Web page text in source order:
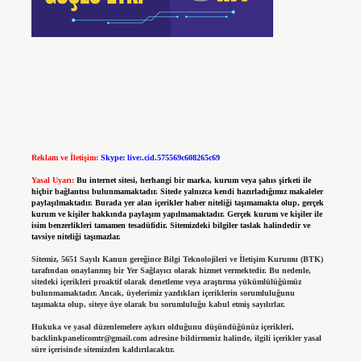
Reklam ve İletişim: Skype: live:.cid.575569c608265c69
Yasal Uyarı: Bu internet sitesi, herhangi bir marka, kurum veya şahıs şirketi ile
hiçbir bağlantısı bulunmamaktadır. Sitede yalnızca kendi hazırladığımız makaleler
paylaşılmaktadır. Burada yer alan içerikler haber niteliği taşımamakta olup, gerçek
kurum ve kişiler hakkında paylaşım yapılmamaktadır. Gerçek kurum ve kişiler ile
isim benzerlikleri tamamen tesadüfidir. Sitemizdeki bilgiler taslak halindedir ve
tavsiye niteliği taşımazlar.
Sitemiz, 5651 Sayılı Kanun gereğince Bilgi Teknolojileri ve İletişim Kurumu (BTK)
tarafından onaylanmış bir Yer Sağlayıcı olarak hizmet vermektedir. Bu nedenle,
sitedeki içerikleri proaktif olarak denetleme veya araştırma yükümlülüğümüz
bulunmamaktadır. Ancak, üyelerimiz yazdıkları içeriklerin sorumluluğunu
taşımakta olup, siteye üye olarak bu sorumluluğu kabul etmiş sayılırlar.
Hukuka ve yasal düzenlemelere aykırı olduğunu düşündüğünüz içerikleri,
backlinkpanelicomtr@gmail.comadresine bildirmeniz halinde, ilgili içerikler yasal
süre içerisinde sitemizden kaldırılacaktır.